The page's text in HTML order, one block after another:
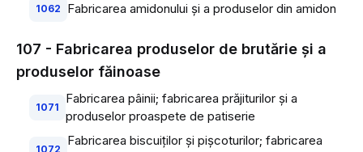
1062 Fabricarea amidonului şi a produselor din amidon
107 - Fabricarea produselor de brutărie şi a
produselor făinoase
1071
Fabricarea pâinii; fabricarea prăjiturilor şi a
produselor proaspete de patiserie
1072
Fabricarea biscuiţilor şi pişcoturilor; fabricarea